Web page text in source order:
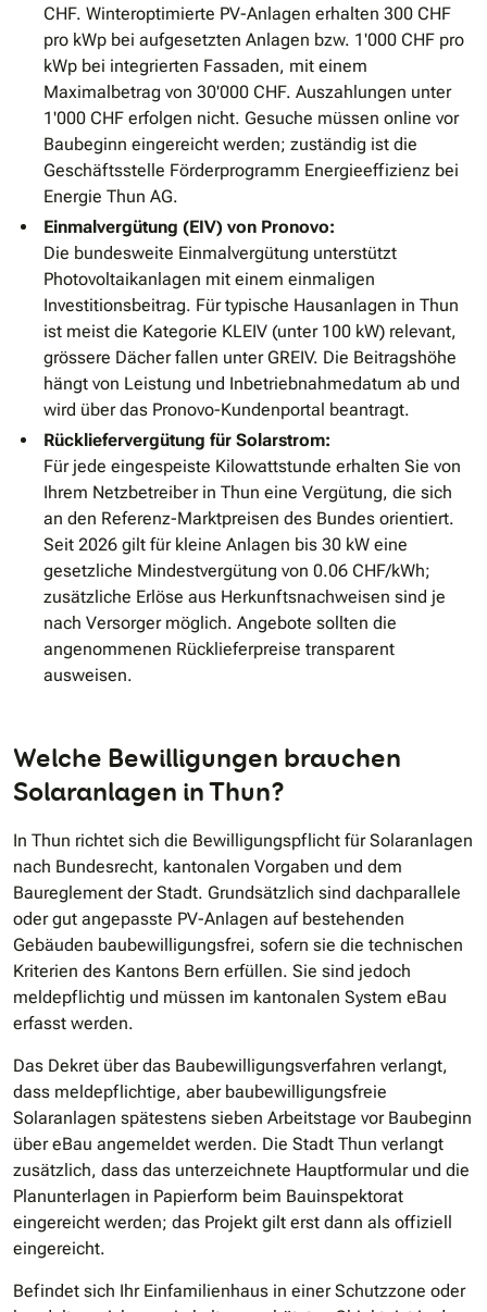
CHF. Winteroptimierte PV-Anlagen erhalten 300 CHF
pro kWp bei aufgesetzten Anlagen bzw. 1'000 CHF pro
kWp bei integrierten Fassaden, mit einem
Maximalbetrag von 30'000 CHF. Auszahlungen unter
1'000 CHF erfolgen nicht. Gesuche müssen online vor
Baubeginn eingereicht werden; zuständig ist die
Geschäftsstelle Förderprogramm Energieeffizienz bei
Energie Thun AG.
Einmalvergütung (EIV) von Pronovo:
Die bundesweite Einmalvergütung unterstützt
Photovoltaikanlagen mit einem einmaligen
Investitionsbeitrag. Für typische Hausanlagen in Thun
ist meist die Kategorie KLEIV (unter 100 kW) relevant,
grössere Dächer fallen unter GREIV. Die Beitragshöhe
hängt von Leistung und Inbetriebnahmedatum ab und
wird über das Pronovo-Kundenportal beantragt.
Rückliefervergütung für Solarstrom:
Für jede eingespeiste Kilowattstunde erhalten Sie von
Ihrem Netzbetreiber in Thun eine Vergütung, die sich
an den Referenz-Marktpreisen des Bundes orientiert.
Seit 2026 gilt für kleine Anlagen bis 30 kW eine
gesetzliche Mindestvergütung von 0.06 CHF/kWh;
zusätzliche Erlöse aus Herkunftsnachweisen sind je
nach Versorger möglich. Angebote sollten die
angenommenen Rücklieferpreise transparent
ausweisen.
Welche Bewilligungen brauchen
Solaranlagen in Thun?
In Thun richtet sich die Bewilligungspflicht für Solaranlagen
nach Bundesrecht, kantonalen Vorgaben und dem
Baureglement der Stadt. Grundsätzlich sind dachparallele
oder gut angepasste PV-Anlagen auf bestehenden
Gebäuden baubewilligungsfrei, sofern sie die technischen
Kriterien des Kantons Bern erfüllen. Sie sind jedoch
meldepflichtig und müssen im kantonalen System eBau
erfasst werden.
Das Dekret über das Baubewilligungsverfahren verlangt,
dass meldepflichtige, aber baubewilligungsfreie
Solaranlagen spätestens sieben Arbeitstage vor Baubeginn
über eBau angemeldet werden. Die Stadt Thun verlangt
zusätzlich, dass das unterzeichnete Hauptformular und die
Planunterlagen in Papierform beim Bauinspektorat
eingereicht werden; das Projekt gilt erst dann als offiziell
eingereicht.
Befindet sich Ihr Einfamilienhaus in einer Schutzzone oder